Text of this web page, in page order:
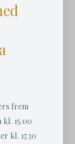
frem
15.00
kl. 17.30